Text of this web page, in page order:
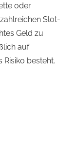
oder
Slot-
Geld zu
auf
Risiko besteht.